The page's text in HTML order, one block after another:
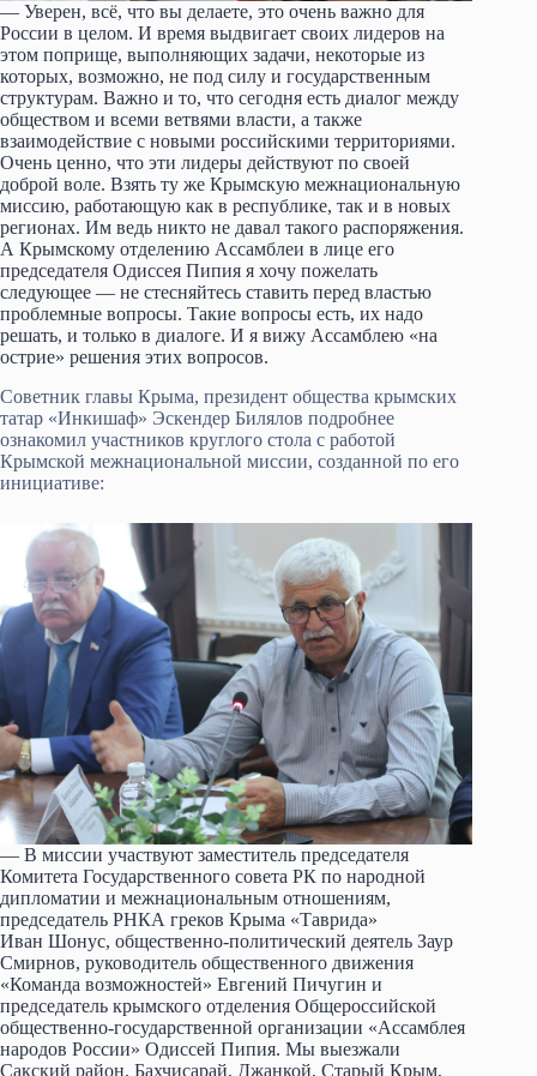
— Уверен, всё, что вы делаете, это очень важно для
России в целом. И время выдвигает своих лидеров на
этом поприще, выполняющих задачи, некоторые из
которых, возможно, не под силу и государственным
структурам. Важно и то, что сегодня есть диалог между
обществом и всеми ветвями власти, а также
взаимодействие с новыми российскими территориями.
Очень ценно, что эти лидеры действуют по своей
доброй воле. Взять ту же Крымскую межнациональную
миссию, работающую как в республике, так и в новых
регионах. Им ведь никто не давал такого распоряжения.
А Крымскому отделению Ассамблеи в лице его
председателя Одиссея Пипия я хочу пожелать
следующее — не стесняйтесь ставить перед властью
проблемные вопросы. Такие вопросы есть, их надо
решать, и только в диалоге. И я вижу Ассамблею «на
острие» решения этих вопросов.
Советник главы Крыма, президент общества крымских
татар «Инкишаф» Эскендер Билялов подробнее
ознакомил участников круглого стола с работой
Крымской межнациональной миссии, созданной по его
инициативе:
— В миссии участвуют заместитель председателя
Комитета Государственного совета РК по народной
дипломатии и межнациональным отношениям,
председатель РНКА греков Крыма «Таврида»
Иван Шонус, общественно-политический деятель Заур
Смирнов, руководитель общественного движения
«Команда возможностей» Евгений Пичугин и
председатель крымского отделения Общероссийской
общественно-государственной организации «Ассамблея
народов России» Одиссей Пипия. Мы выезжали
Сакский район, Бахчисарай, Джанкой, Старый Крым,